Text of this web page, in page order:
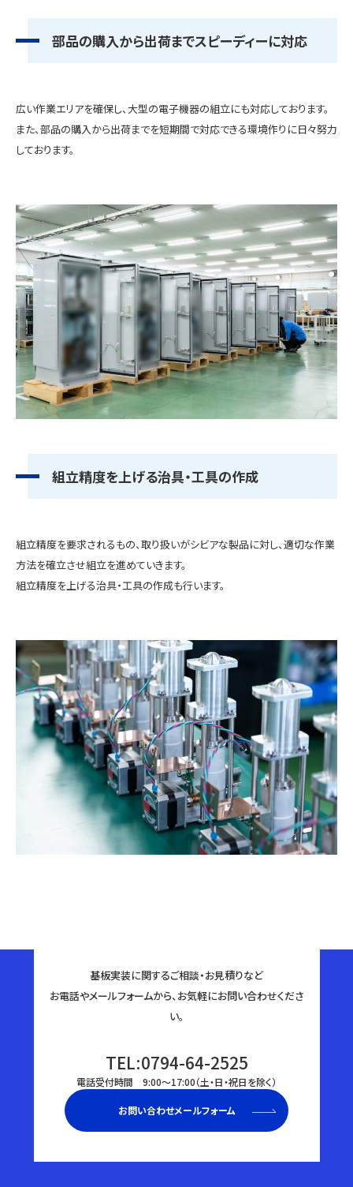
部品の購入から出荷までスピーディーに対応
広い作業エリアを確保し、大型の電子機器の組立にも対応しております。
また、部品の購入から出荷までを短期間で対応できる環境作りに日々努力
しております。
組立精度を上げる治具・工具の作成
組立精度を要求されるもの、取り扱いがシビアな製品に対し、適切な作業
方法を確立させ組立を進めていきます。
組立精度を上げる治具・工具の作成も行います。
基板実装に関するご相談・お見積りなど
お電話やメールフォームから、お気軽にお問い合わせくださ
い。
TEL:0794-64-2525
電話受付時間 9:00〜17:00（土・日・祝日を除く）
お問い合わせメールフォーム